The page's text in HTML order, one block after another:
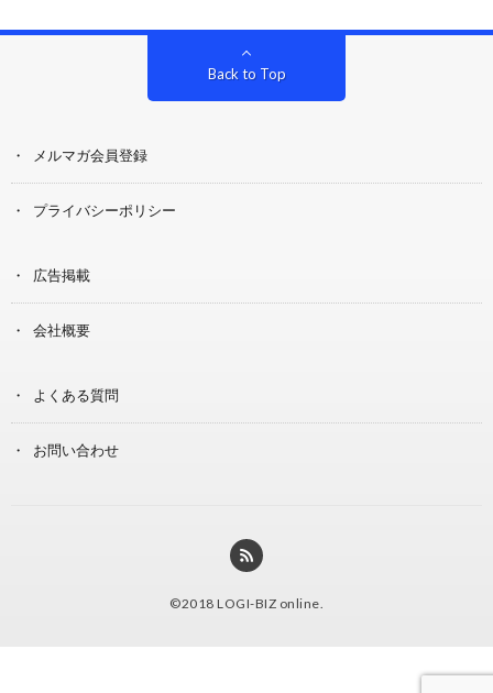
Back to Top
メルマガ会員登録
プライバシーポリシー
広告掲載
会社概要
よくある質問
お問い合わせ
©2018 LOGI-BIZ online